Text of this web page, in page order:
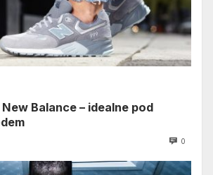
Balance – idealne pod
0